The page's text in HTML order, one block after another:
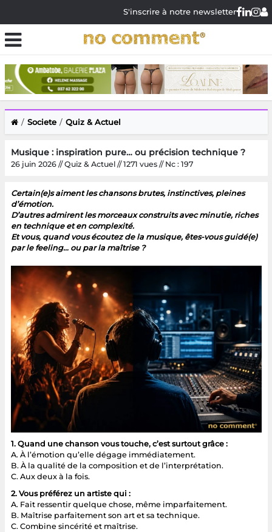
S'inscrire à notre newsletter
Societe Quiz & Actuel
Musique : inspiration pure… ou précision technique ?
26 juin 2026 // Quiz & Actuel // 1271 vues // Nc : 197
Certain(e)s aiment les chansons brutes, instinctives, pleines
d’émotion.
D’autres admirent les morceaux construits avec minutie, riches
en technique et en complexité.
Et vous, quand vous écoutez de la musique, êtes-vous guidé(e)
par le feeling… ou par la maîtrise ?
1. Quand une chanson vous touche, c’est surtout grâce :
A. À l’émotion qu’elle dégage immédiatement.
B. À la qualité de la composition et de l’interprétation.
C. Aux deux à la fois.
2. Vous préférez un artiste qui :
A. Fait ressentir quelque chose, même imparfaitement.
B. Maîtrise parfaitement son art et sa technique.
C. Combine sincérité et maîtrise.